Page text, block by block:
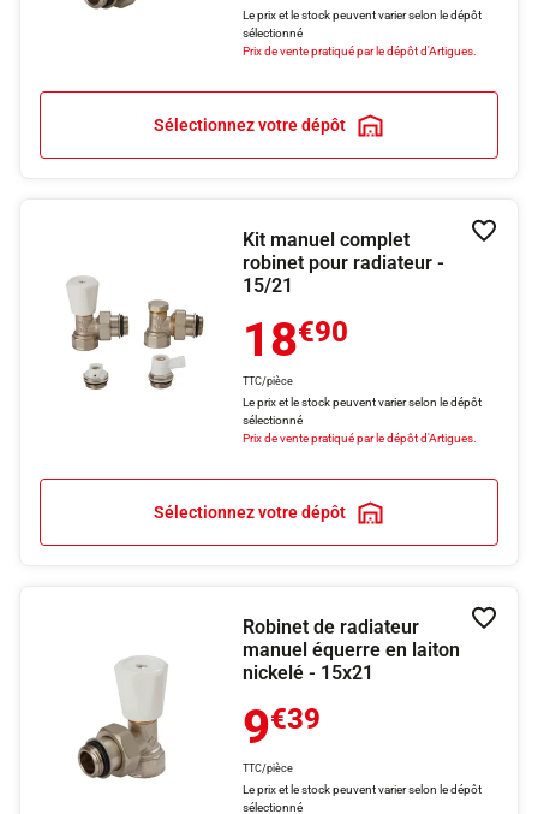
Le prix et le stock peuvent varier selon le dépôt
sélectionné
Prix de vente pratiqué par le dépôt d'Artigues.
Sélectionnez votre dépôt
Kit manuel complet
robinet pour radiateur -
15/21
18€90
TTC/pièce
Le prix et le stock peuvent varier selon le dépôt
sélectionné
Prix de vente pratiqué par le dépôt d'Artigues.
Sélectionnez votre dépôt
Robinet de radiateur
manuel équerre en laiton
nickelé - 15x21
9€39
TTC/pièce
Le prix et le stock peuvent varier selon le dépôt
sélectionné